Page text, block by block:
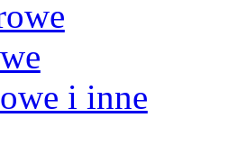
i inne